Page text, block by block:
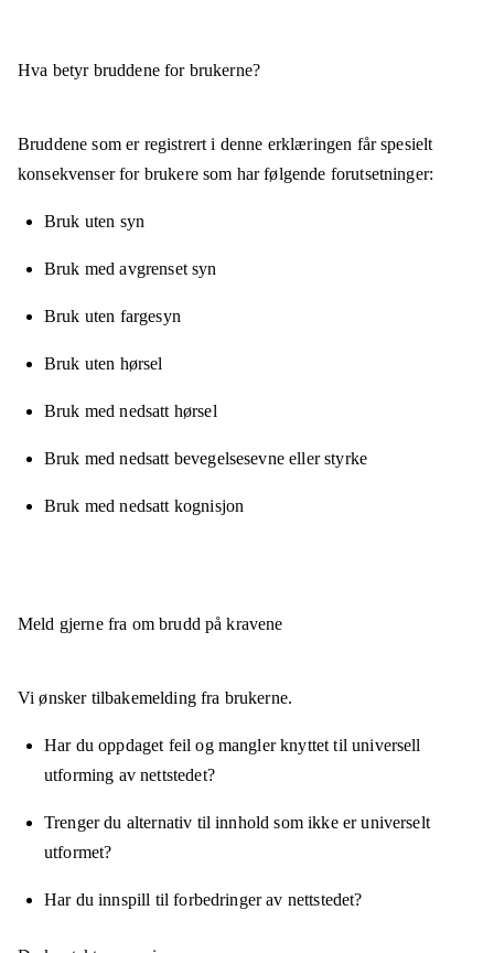
Hva betyr bruddene for brukerne?
Bruddene som er registrert i denne erklæringen får spesielt
konsekvenser for brukere som har følgende forutsetninger:
Bruk uten syn
Bruk med avgrenset syn
Bruk uten fargesyn
Bruk uten hørsel
Bruk med nedsatt hørsel
Bruk med nedsatt bevegelsesevne eller styrke
Bruk med nedsatt kognisjon
Meld gjerne fra om brudd på kravene
Vi ønsker tilbakemelding fra brukerne.
Har du oppdaget feil og mangler knyttet til universell
utforming av nettstedet?
Trenger du alternativ til innhold som ikke er universelt
utformet?
Har du innspill til forbedringer av nettstedet?